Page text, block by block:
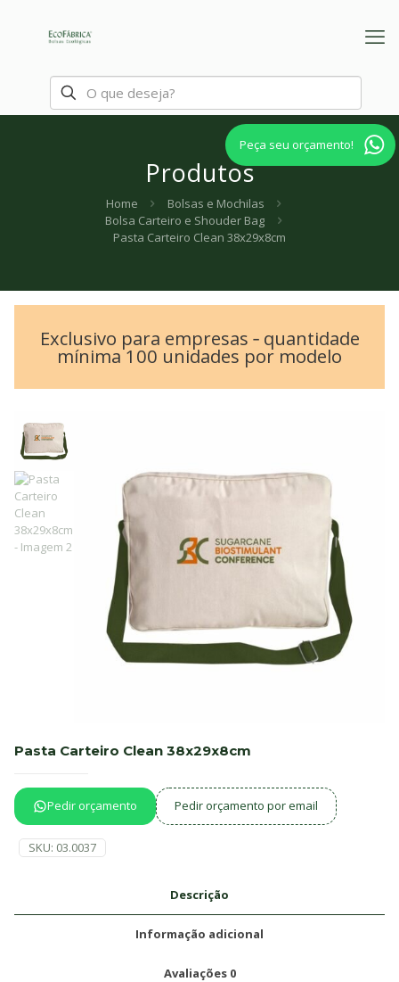
Produtos
Peça seu orçamento!
Home
Bolsas e Mochilas
Bolsa Carteiro e Shouder Bag
Pasta Carteiro Clean 38x29x8cm
Exclusivo para empresas ‐ quantidade
mínima 100 unidades por modelo
Pasta Carteiro Clean 38x29x8cm
Pedir orçamento Pedir orçamento por email
SKU: 03.0037
Descrição
Informação adicional
Avaliações 0